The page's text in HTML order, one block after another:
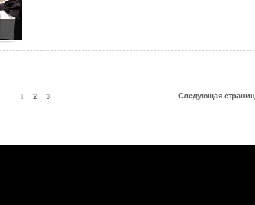
1 2 3 Следующая